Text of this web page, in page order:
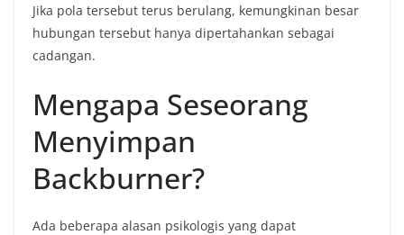
Jika pola tersebut terus berulang, kemungkinan besar
hubungan tersebut hanya dipertahankan sebagai
cadangan.
Mengapa Seseorang
Menyimpan
Backburner?
Ada beberapa alasan psikologis yang dapat